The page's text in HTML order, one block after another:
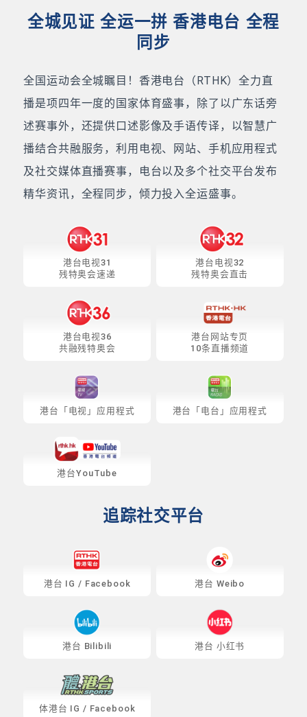
全城见证 全运一拼 香港电台 全程
同步
全国运动会全城瞩目！香港电台（RTHK）全力直
播是项四年一度的国家体育盛事，除了以广东话旁
述赛事外，还提供口述影像及手语传译，以智慧广
播结合共融服务，利用电视、网站、手机应用程式
及社交媒体直播赛事，电台以及多个社交平台发布
精华资讯，全程同步，倾力投入全运盛事。
港台电视31
残特奥会速递
港台电视32
残特奥会直击
港台电视36
共融残特奥会
港台网站专页
10条直播频道
港台「电视」应用程式 港台「电台」应用程式
港台YouTube
追踪社交平台
港台 IG / Facebook 港台 Weibo
港台 Bilibili 港台 小红书
体港台 IG / Facebook